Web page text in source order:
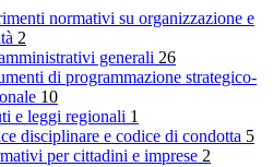
normativi su organizzazione e
2
generali 26
di programmazione strategico-
10
e leggi regionali 1
disciplinare e codice di condotta 5
per cittadini e imprese 2